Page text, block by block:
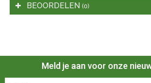
BEOORDELEN (0)
Meld je aan voor onze